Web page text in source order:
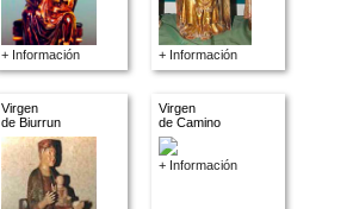
+ Información + Información
Virgen
de Biurrun
Virgen
de Camino
+ Información